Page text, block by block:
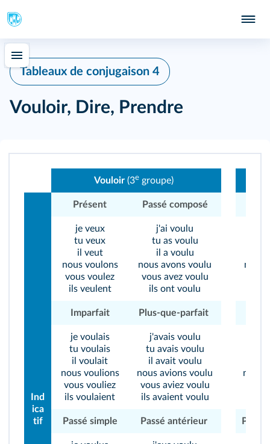
Tableaux de conjugaison 4
Vouloir, Dire, Prendre
Vouloir (3e groupe)
Ind
ica
tif
Présent Passé composé
je veux
tu veux
il veut
nous voulons
vous voulez
ils veulent
j'ai voulu
tu as voulu
il a voulu
nous avons voulu
vous avez voulu
ils ont voulu
nous
Imparfait Plus-que-parfait
je voulais
tu voulais
il voulait
nous voulions
vous vouliez
ils voulaient
j'avais voulu
tu avais voulu
il avait voulu
nous avions voulu
vous aviez voulu
ils avaient voulu
nous
Passé simple Passé antérieur